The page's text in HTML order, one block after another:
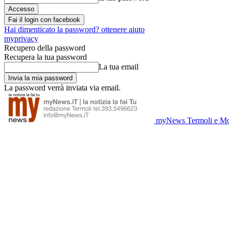
Fai il login con facebook
Hai dimenticato la password? ottenere aiuto
myprivacy
Recupero della password
Recupera la tua password
La tua email
La password verrà inviata via email.
myNews Termoli e